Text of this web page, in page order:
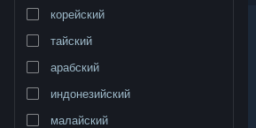
Полная версия
корейский
тайский
арабский
индонезийский
малайский